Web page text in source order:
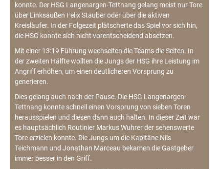
konnte. Der HSG Langenargen-Tettnang gelang meist nur Tore
über Linksaußen Felix Stauber oder über die aktiven
Kreisläufer. In der Folgezeit plätscherte das Spiel vor sich hin,
die HSG konnte sich nicht vorentscheidend absetzen.
Mit einer 13:19 Führung wechselten die Teams die Seiten. In
der zweiten Hälfte wollten die Jungs der HSG ihre Leistung im
Angriff erhöhen, um einen deutlicheren Vorsprung zu
generieren.
Dies gelang auch nach der Pause. Die HSG Langenargen-
Tettnang konnte schnell einen Vorsprung von sieben Toren
herausspielen und diesen dann auch halten. In dieser Zeit war
es hauptsächlich Routinier Markus Wuhrer der sehenswerte
Tore erzielen konnte. Die Jungs um die Kapitäne Nils
Teichmann und Jonathan Marceau bekamen die Gastgeber
immer besser in den Griff.